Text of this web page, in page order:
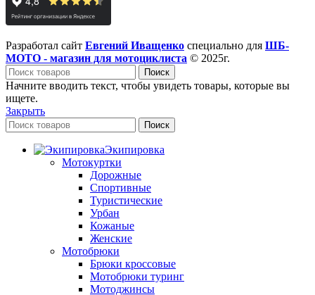
Разработал сайт Евгений Иващенко специально для ШБ-
МОТО - магазин для мотоциклиста © 2025г.
Поиск
Начните вводить текст, чтобы увидеть товары, которые вы
ищете.
Закрыть
Поиск
Экипировка
Мотокуртки
Дорожные
Спортивные
Туристические
Урбан
Кожаные
Женские
Мотобрюки
Брюки кроссовые
Мотобрюки туринг
Мотоджинсы